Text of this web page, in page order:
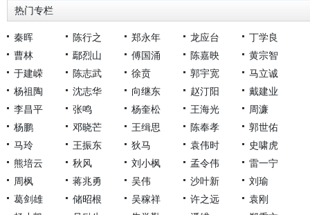
热门专栏
秦晖 陈行之 郑永年 龙应台
丁学良
曹林
鄢烈山 傅国涌 陈嘉映
黄宗智
于建嵘
陈志武 徐贲 郭宇宽
马立诚
杨祖陶
沈志华 向继东 赵汀阳
戴建业
李昌平
张鸣 杨奎松 王海光
周濂
杨鹏
邓晓芒 王缉思 陈奉孝
郭世佑
马玲
王振东 狄马 袁伟时
史啸虎
熊培云
秋风 刘小枫 孟令伟
雷一宁
周枫
蒋兆勇 吴伟 沙叶新
刘瑜
葛剑雄
储昭根 吴稼祥 许之远
袁刚